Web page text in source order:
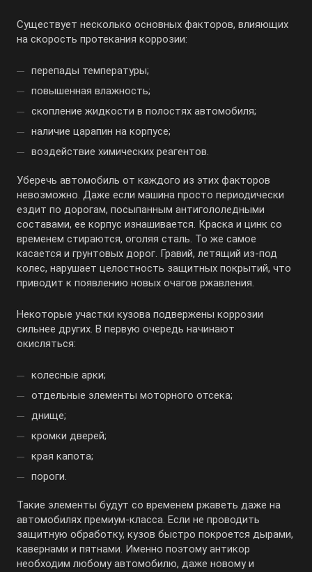
Существует несколько основных факторов, влияющих
на скорость протекания коррозии:
перепады температуры;
повышенная влажность;
скопление жидкости в полостях автомобиля;
наличие царапин на корпусе;
воздействие химических реагентов.
Уберечь автомобиль от каждого из этих факторов
невозможно. Даже если машина просто периодически
ездит по дорогам, посыпанным антигололедными
составами, ее корпус изнашивается. Краска и цинк со
временем стираются, оголяя сталь. То же самое
касается и грунтовых дорог. Гравий, летящий из-под
колес, нарушает целостность защитных покрытий, что
приводит к появлению новых очагов ржавления.
Некоторые участки кузова подвержены коррозии
сильнее других. В первую очередь начинают
окисляться:
колесные арки;
отдельные элементы моторного отсека;
днище;
кромки дверей;
края капота;
пороги.
Такие элементы будут со временем ржаветь даже на
автомобилях премиум-класса. Если не проводить
защитную обработку, кузов быстро покроется дырами,
кавернами и пятнами. Именно поэтому антикор
необходим любому автомобилю, даже новому и